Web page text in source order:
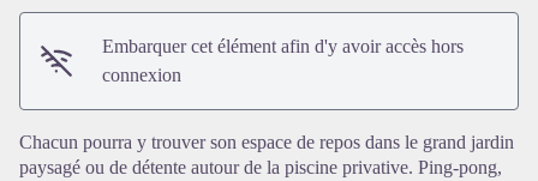
Voir l'image en plein écran
Embarquer cet élément afin d'y avoir accès hors
connexion
Chacun pourra y trouver son espace de repos dans le grand jardin
paysagé ou de détente autour de la piscine privative. Ping-pong,